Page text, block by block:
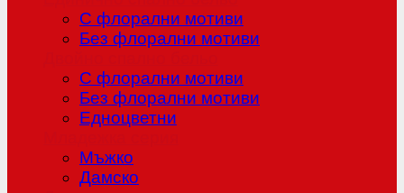
С флорални мотиви
Без флорални мотиви
С флорални мотиви
Без флорални мотиви
Едноцветни
Мъжко
Дамско